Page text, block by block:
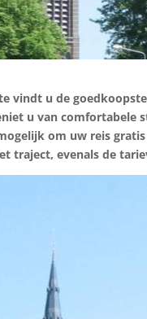
vindt u de
u van comfortabele
om uw reis
traject, evenals de